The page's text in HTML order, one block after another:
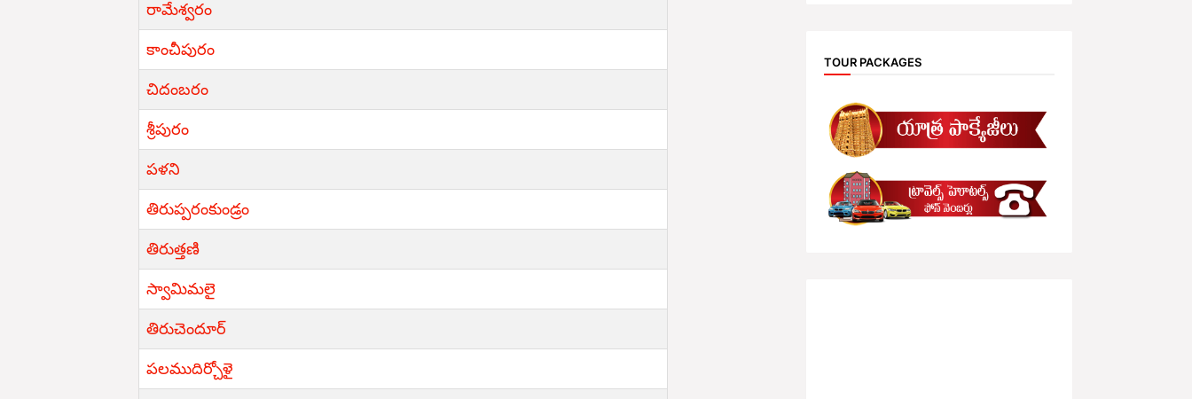
రామేశ్వరం
కాంచీపురం
చిదంబరం
శ్రీపురం
పళని
తిరుప్పరంకుండ్రం
తిరుత్తణి
స్వామిమలై
తిరుచెందూర్
పలముదిర్చోళై
TOUR PACKAGES